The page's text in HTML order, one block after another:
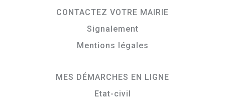
CONTACTEZ VOTRE MAIRIE
Signalement
Mentions légales
MES DÉMARCHES EN LIGNE
Etat-civil